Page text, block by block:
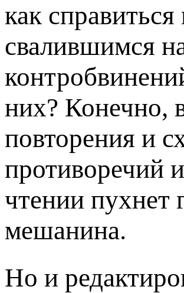
как
свалившимся
них? Конечно,
повторения и
противоречий
чтении пухнет
мешанина.
Но и